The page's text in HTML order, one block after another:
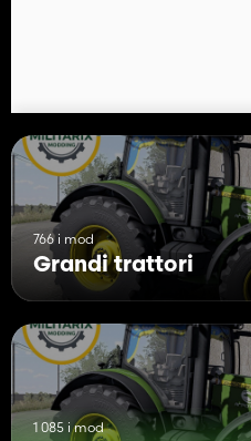
766 i mod
Grandi trattori
1 085 i mod